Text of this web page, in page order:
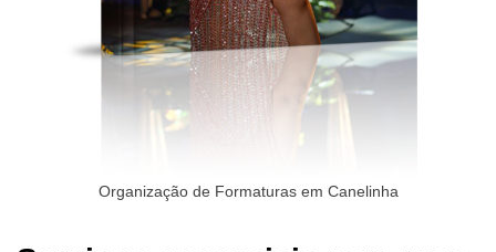
Organização de Formaturas em Canelinha